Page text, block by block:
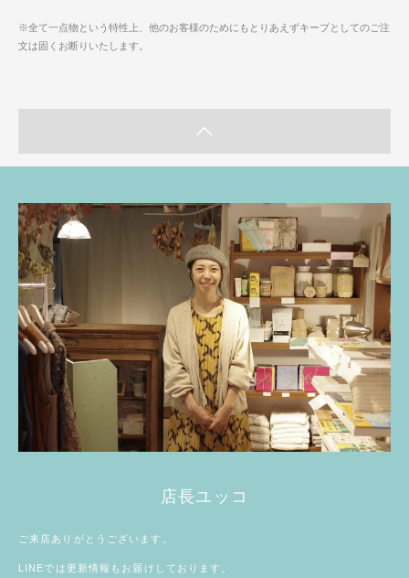
※全て一点物という特性上、他のお客様のためにもとりあえずキープとしてのご注
文は固くお断りいたします。
店長ユッコ
ご来店ありがとうございます。
LINEでは更新情報もお届けしております。